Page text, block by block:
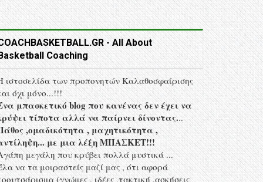
- All About
Coaching
ιστοσελίδα των προπονητών Kαλαθοσφαίρισης
όχι μόνο...!!!
μπασκετικό blog που κανένας δεν έχει να
τίποτα αλλά να παίρνει δίνοντας...
,ομαδικότητα , μαχητικότητα ,
με μια λέξη MΠΑΣΚΕΤ!!!
μεγάλη που κρύβει πολλά μυστικά ...
να τα μοιραστείς μαζί μας , ότι αφορά
(γνώμες , ιδέες ,τακτική ,ασκήσεις